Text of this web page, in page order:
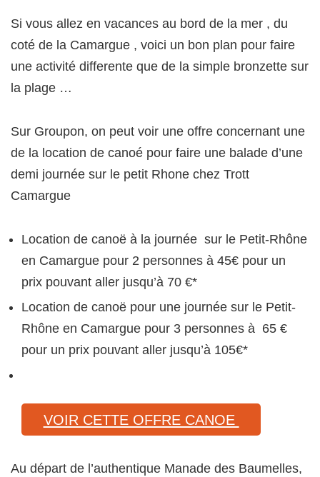
Si vous allez en vacances au bord de la mer , du
coté de la Camargue , voici un bon plan pour faire
une activité differente que de la simple bronzette sur
la plage …
Sur Groupon, on peut voir une offre concernant une
de la location de canoé pour faire une balade d’une
demi journée sur le petit Rhone chez Trott
Camargue
Location de canoë à la journée sur le Petit-Rhône
en Camargue pour 2 personnes à 45€ pour un
prix pouvant aller jusqu’à 70 €*
Location de canoë pour une journée sur le Petit-
Rhône en Camargue pour 3 personnes à 65 €
pour un prix pouvant aller jusqu’à 105€*
VOIR CETTE OFFRE CANOE
Au départ de l’authentique Manade des Baumelles,